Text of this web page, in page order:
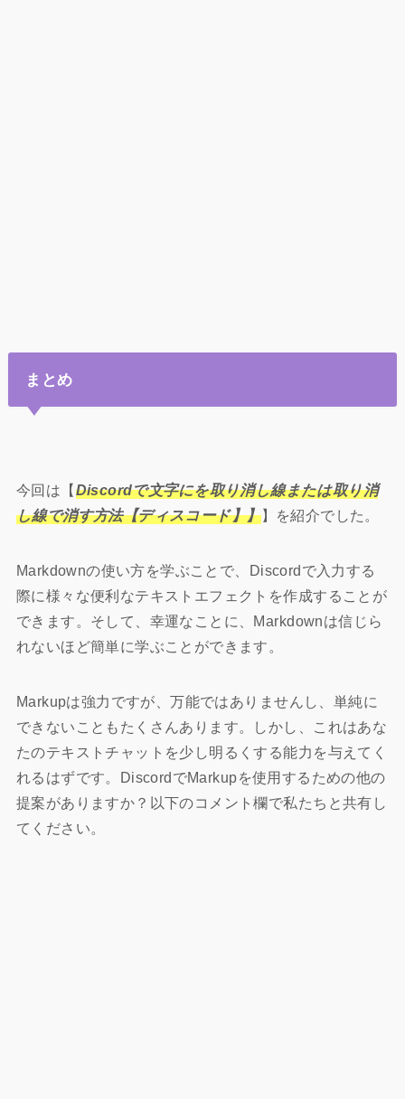
まとめ
今回は【Discordで文字にを取り消し線または取り消
し線で消す方法【ディスコード】】】を紹介でした。
Markdownの使い方を学ぶことで、Discordで入力する
際に様々な便利なテキストエフェクトを作成することが
できます。そして、幸運なことに、Markdownは信じら
れないほど簡単に学ぶことができます。
Markupは強力ですが、万能ではありませんし、単純に
できないこともたくさんあります。しかし、これはあな
たのテキストチャットを少し明るくする能力を与えてく
れるはずです。DiscordでMarkupを使用するための他の
提案がありますか？以下のコメント欄で私たちと共有し
てください。